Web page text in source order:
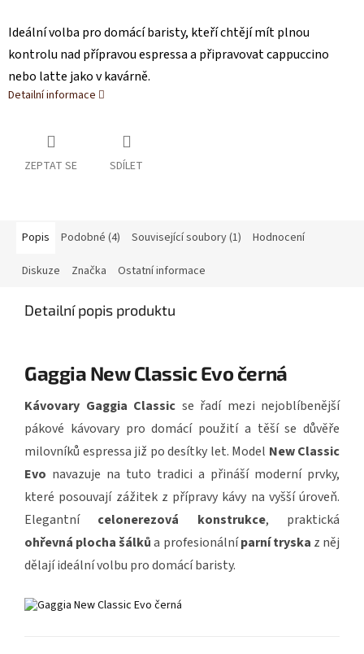
Ideální volba pro domácí baristy, kteří chtějí mít plnou
kontrolu nad přípravou espressa a připravovat cappuccino
nebo latte jako v kavárně.
Detailní informace
ZEPTAT SE SDÍLET
Popis Podobné (4) Související soubory (1) Hodnocení
Diskuze Značka Ostatní informace
Detailní popis produktu
Gaggia New Classic Evo černá
Kávovary Gaggia Classic se řadí mezi nejoblíbenější
pákové kávovary pro domácí použití a těší se důvěře
milovníků espressa již po desítky let. Model New Classic
Evo navazuje na tuto tradici a přináší moderní prvky,
které posouvají zážitek z přípravy kávy na vyšší úroveň.
Elegantní celonerezová konstrukce, praktická
ohřevná plocha šálkůa profesionálníparní tryska z něj
dělají ideální volbu pro domácí baristy.